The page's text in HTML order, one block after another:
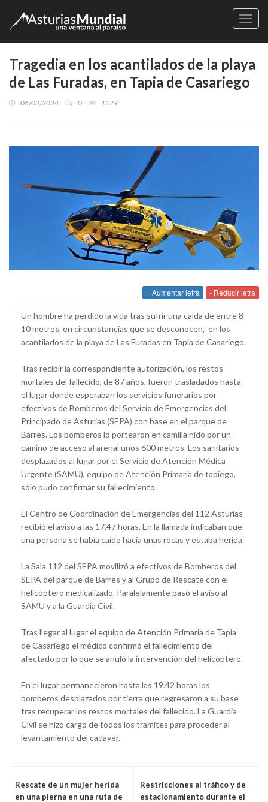
Tragedia en los acantilados de la playa
de Las Furadas, en Tapia de Casariego
06/02/2024 0 1129
+ Aumentar letra - Reducir letra
Un hombre ha perdido la vida tras sufrir una caída de entre 8-
10 metros, en circunstancias que se desconocen, en los
acantilados de la playa de Las Furadas en Tapia de Casariego.
Tras recibir la correspondiente autorización, los restos
mortales del fallecido, de 87 años, fueron trasladados hasta
el lugar donde esperaban los servicios funerarios por
efectivos de Bomberos del Servicio de Emergencias del
Principado de Asturias (SEPA) con base en el parque de
Barres. Los bomberos lo portearon en camilla nido por un
camino de acceso al arenal unos 600 metros. Los sanitarios
desplazados al lugar por el Servicio de Atención Médica
Urgente (SAMU), equipo de Atención Primaria de tapiego,
sólo pudo confirmar su fallecimiento.
El Centro de Coordinación de Emergencias del 112 Asturias
recibió el aviso a las 17.47 horas. En la llamada indicaban que
una persona se había caído hacia unas rocas y estaba herida.
La Sala 112 del SEPA movilizó a efectivos de Bomberos del
SEPA del parque de Barres y al Grupo de Rescate con el
helicóptero medicalizado. Paralelamente pasó el aviso al
SAMU y a la Guardia Civil.
Tras llegar al lugar el equipo de Atención Primaria de Tapia
de Casariego el médico confirmó el fallecimiento del
afectado por lo que se anuló la intervención del helicóptero.
En el lugar permanecieron hasta las 19.42 horas los
bomberos desplazados por tierra que regresaron a su base
tras recuperar los restos mortales del fallecido. La Guardia
Civil se hizo cargo de todos los trámites para proceder al
levantamiento del cadáver.
Rescate de un mujer herida
en una pierna en una ruta de
Restricciones al tráfico y de
estacionamiento durante el